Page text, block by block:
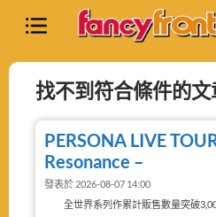
找不到符合條件的文
PERSONA LIVE
Resonance –
發表於 2026-08-07 14:00
全世界系列作累計販售數量突破